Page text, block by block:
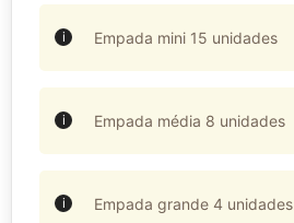
Empada mini 15 unidades
Empada média 8 unidades
Empada grande 4 unidades